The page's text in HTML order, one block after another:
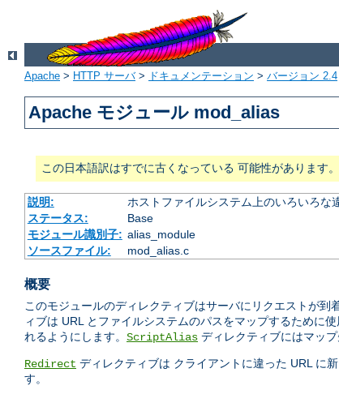
Apache > HTTP サーバ> ドキュメンテーション > バージョン 2.4
Apache モジュール mod_alias
この日本語訳はすでに古くなっている 可能性があります
説明:
ホストファイルシステム上のいろいろな
ステータス:
Base
モジュール識別子: alias_module
ソースファイル:
mod_alias.c
概要
このモジュールのディレクティブはサーバにリクエストが到
ィブは URL とファイルシステムのパスをマップするために
れるようにします。 ScriptAlias ディレクティブにはマッ
Redirect ディレクティブは クライアントに違った URL に
す。